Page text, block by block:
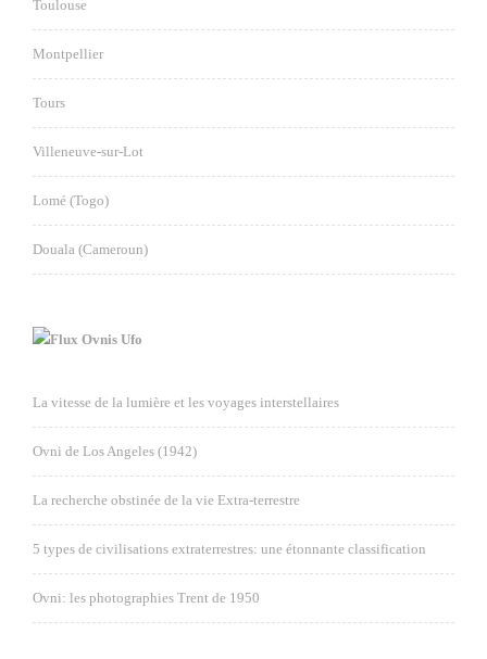
Toulouse
Montpellier
Tours
Villeneuve-sur-Lot
Lomé (Togo)
Douala (Cameroun)
Ovnis Ufo
La vitesse de la lumière et les voyages interstellaires
Ovni de Los Angeles (1942)
La recherche obstinée de la vie Extra-terrestre
5 types de civilisations extraterrestres: une étonnante classification
Ovni: les photographies Trent de 1950